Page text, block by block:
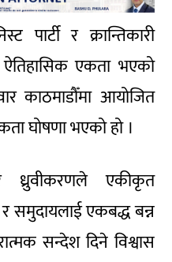
पार्टी र क्रान्तिकारी
ऐतिहासिक एकता भएको
काठमाडौँमा आयोजित
घोषणा भएको हो ।
एकीकृत
र समुदायलाई एकबद्ध बन्न
सन्देश दिने विश्वास